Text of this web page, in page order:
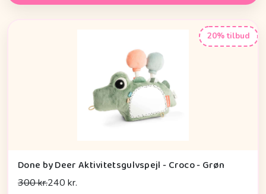
20% tilbud
Done by Deer Aktivitetsgulvspejl - Croco - Grøn
300 kr.240 kr.